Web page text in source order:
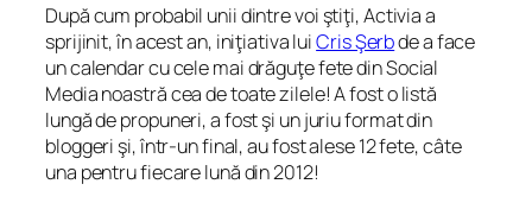
După cum probabil unii dintre voi ştiţi, Activia a
sprijinit, în acest an, iniţiativa luiCris Şerbde a face
un calendar cu cele mai drăguţe fete din Social
Media noastră cea de toate zilele! A fost o listă
lungă de propuneri, a fost şi un juriu format din
bloggeri şi, într-un final, au fost alese 12 fete, câte
una pentru fiecare lună din 2012!